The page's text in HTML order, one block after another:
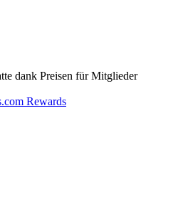
dank Preisen für Mitglieder
Rewards